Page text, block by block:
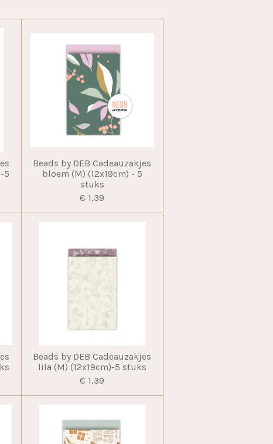
5
Beads by DEB Cadeauzakjes
bloem (M) (12x19cm) - 5
stuks
€ 1,39
Beads by DEB Cadeauzakjes
lila (M) (12x19cm)-5 stuks
€ 1,39